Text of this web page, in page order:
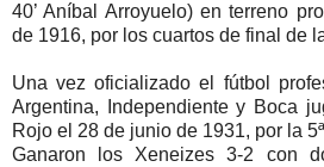
40’ Aníbal Arroyuelo) en terreno
de 1916, por los cuartos de final de
Una vez oficializado el fútbol
Argentina, Independiente y Boca
Rojo el 28 de junio de 1931, por la
Ganaron los Xeneizes 3-2 con